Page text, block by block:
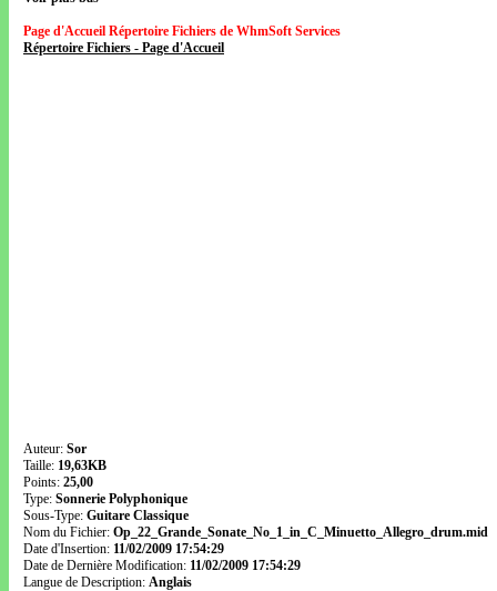
Page d'Accueil Répertoire Fichiers de WhmSoft Services
Répertoire Fichiers - Page d'Accueil
Auteur: Sor
Taille: 19,63KB
Points: 25,00
Type: Sonnerie Polyphonique
Sous-Type: Guitare Classique
Nom du Fichier: Op_22_Grande_Sonate_No_1_in_C_Minuetto_Allegro_drum.mid
Date d'Insertion: 11/02/2009 17:54:29
Date de Dernière Modification: 11/02/2009 17:54:29
Langue de Description: Anglais